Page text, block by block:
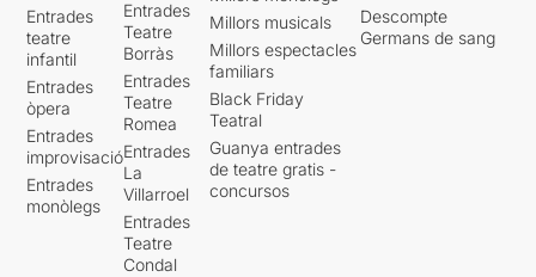
Entrades
teatre
infantil
Entrades
òpera
Entrades
improvisació
Entrades
monòlegs
Entrades
Teatre
Borràs
Entrades
Teatre
Romea
Entrades
La
Villarroel
Entrades
Teatre
Condal
Millors musicals
Millors espectacles
familiars
Black Friday
Teatral
Guanya entrades
de teatre gratis -
concursos
Descompte
Germans de sang